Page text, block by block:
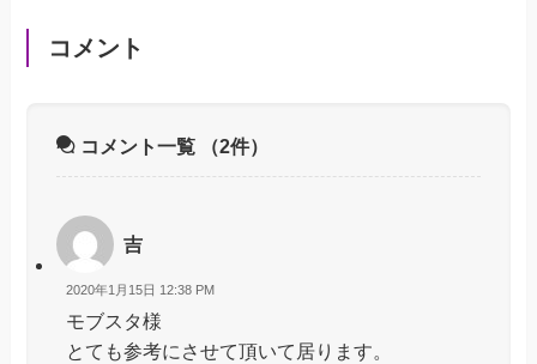
コメント
コメント一覧 （2件）
吉
2020年1月15日 12:38 PM
モブスタ様
とても参考にさせて頂いて居ります。